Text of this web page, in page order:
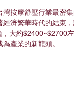
按摩舒壓行業最密
濟繁華時代的結束
大約$2400~$2700
產業的新龍頭。